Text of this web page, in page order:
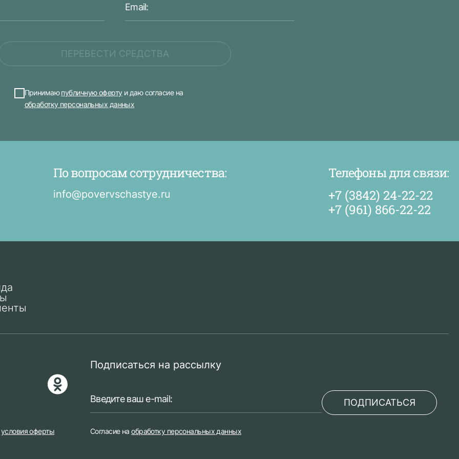
ПЕРЕВЕСТИ СРЕДСТВА
Принимаюпубличную оферту и даю согласие на
обработку персональных данных
По вопросам сотрудничества:
info@povervschastye.ru
Телефоны для связи:
+7 (3842) 24-22-22
+7 (961) 866-22-22
условия оферты
Подписаться на рассылку
ПОДПИСАТЬСЯ
Согласие наобработку персональных данных